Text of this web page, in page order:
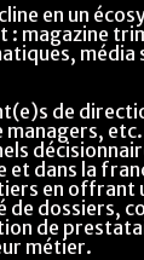
en un
: magazine
média
de
etc.
et dans la
en offrant
dossiers,
de
métier.